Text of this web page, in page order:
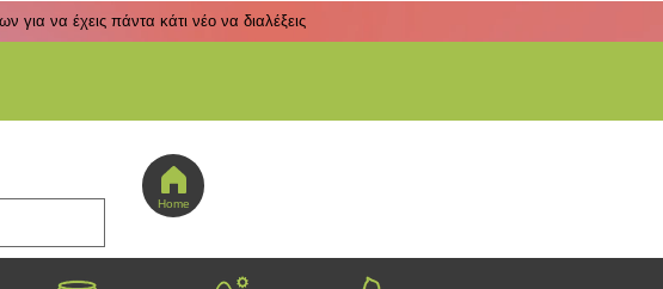
να έχεις πάντα κάτι νέο να διαλέξεις
Home